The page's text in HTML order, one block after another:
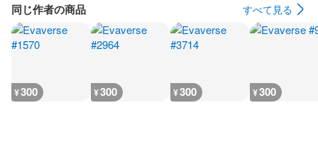
同じ作者の商品 すべて見る
¥300 ¥300 ¥300 ¥300